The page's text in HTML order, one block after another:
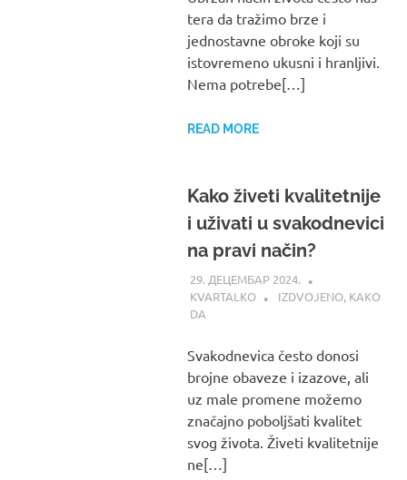
tera da tražimo brze i
jednostavne obroke koji su
istovremeno ukusni i hranljivi.
Nema potrebe[…]
READ MORE
Kako živeti kvalitetnije
i uživati u svakodnevici
na pravi način?
29. ДЕЦЕМБАР 2024.
KVARTALKO
IZDVOJENO, KAKO
DA
Svakodnevica često donosi
brojne obaveze i izazove, ali
uz male promene možemo
značajno poboljšati kvalitet
svog života. Živeti kvalitetnije
ne[…]